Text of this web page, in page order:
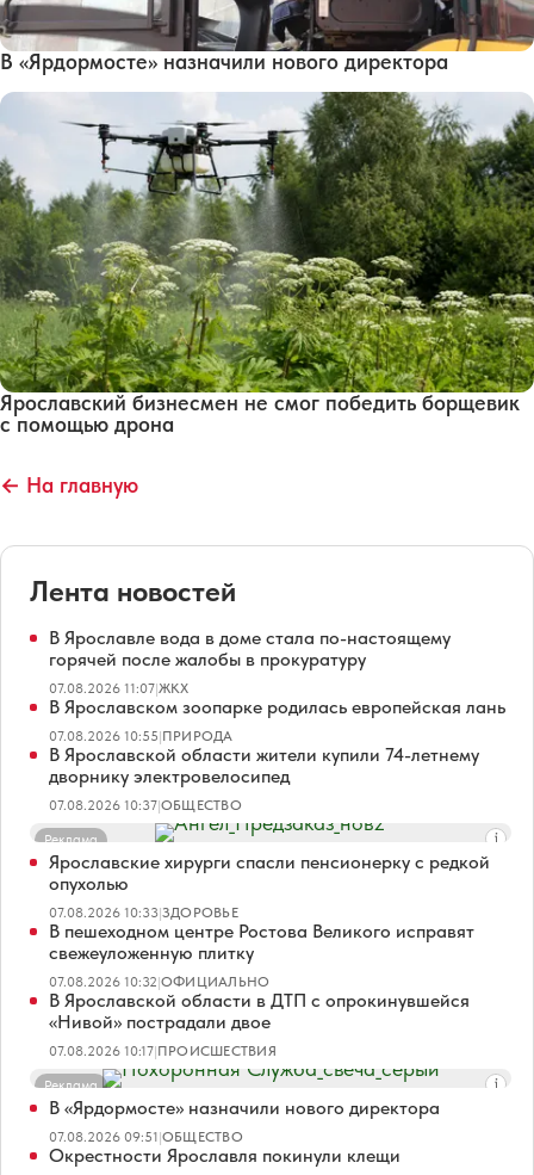
В «Ярдормосте» назначили нового директора
Ярославский бизнесмен не смог победить борщевик
с помощью дрона
← На главную
Лента новостей
В Ярославле вода в доме стала по-настоящему
горячей после жалобы в прокуратуру
07.08.2026 11:07|ЖКХ
В Ярославском зоопарке родилась европейская лань
07.08.2026 10:55|ПРИРОДА
В Ярославской области жители купили 74-летнему
дворнику электровелосипед
07.08.2026 10:37|ОБЩЕСТВО
Реклама
Ярославские хирурги спасли пенсионерку с редкой
опухолью
07.08.2026 10:33|ЗДОРОВЬЕ
В пешеходном центре Ростова Великого исправят
свежеуложенную плитку
07.08.2026 10:32|ОФИЦИАЛЬНО
В Ярославской области в ДТП с опрокинувшейся
«Нивой» пострадали двое
07.08.2026 10:17|ПРОИСШЕСТВИЯ
Реклама
В «Ярдормосте» назначили нового директора
07.08.2026 09:51|ОБЩЕСТВО
Окрестности Ярославля покинули клещи